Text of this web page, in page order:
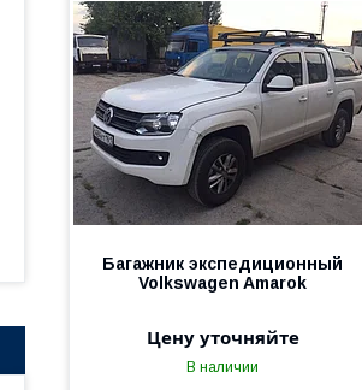
Багажник экспедиционный
Volkswagen Amarok
Цену уточняйте
В наличии